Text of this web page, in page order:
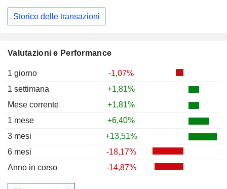
Valutazioni e Performance
1 giorno
-1,07%
1 settimana
+1,81%
Mese corrente
+1,81%
1 mese
+6,40%
3 mesi
+13,51%
6 mesi
-18,17%
Anno in corso
-14,87%
Storico delle transazioni